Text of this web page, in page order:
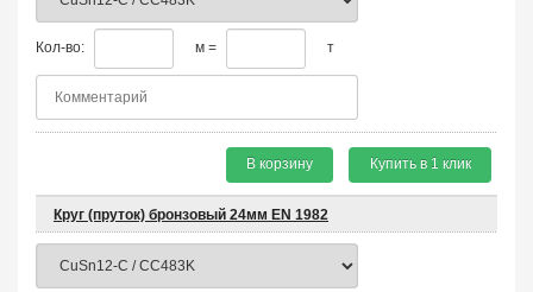
Кол-во: м = т
В корзину Купить в 1 клик
Круг (пруток) бронзовый 24мм EN 1982